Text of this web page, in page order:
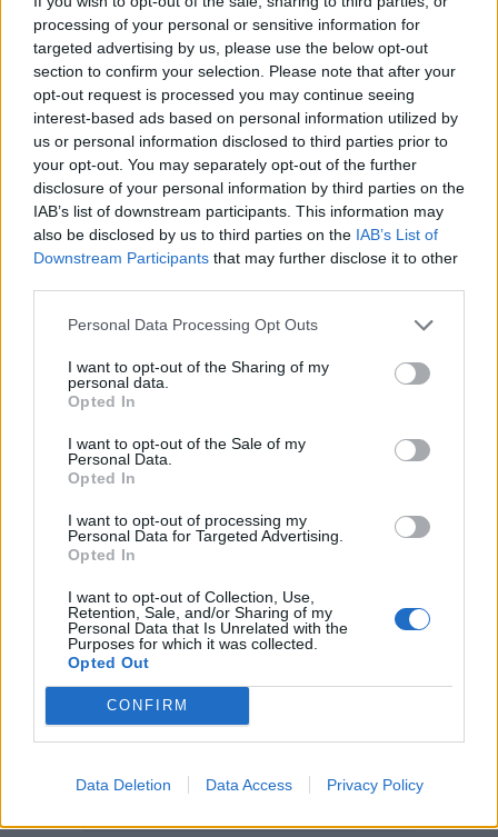
processing of your personal or sensitive information for
targeted advertising by us, please use the below opt-out
section to confirm your selection. Please note that after your
opt-out request is processed you may continue seeing
interest-based ads based on personal information utilized by
us or personal information disclosed to third parties prior to
your opt-out. You may separately opt-out of the further
disclosure of your personal information by third parties on the
IAB’s list of downstream participants. This information may
also be disclosed by us to third parties on the IAB’s List of
Downstream Participants that may further disclose it to other
Personal Data Processing Opt Outs
I want to opt-out of the Sharing of my
personal data.
Opted In
I want to opt-out of the Sale of my
Personal Data.
Opted In
I want to opt-out of processing my
Personal Data for Targeted Advertising.
Opted In
I want to opt-out of Collection, Use,
Retention, Sale, and/or Sharing of my
Personal Data that Is Unrelated with the
Purposes for which it was collected.
Opted Out
CONFIRM
Data Deletion Data Access Privacy Policy
фатален исход.
© Vecer.mk, правата за текстот се на редакцијата
Топлотниот бран пристигнува и
во Москва
ПОВЕЌЕ ОД ПОДАРОК: Сопственик
на ресторан му врачи клучеви од
нов автомобил на долгогодишен
работник
НАЈЧИТАНИ ВО ПОСЛЕДНИ 7 ДЕНА
Ахмети кажа што го мачи:
СЛУШАМ, САКААТ ДА СЕ СУДИ
ИСТОРИСКО ОБЕДИНУВАЊЕ НА
МАКЕДОНЦИТЕ ВО СРБИЈА:
НАЦИОНАЛЕН СОЈУЗ
УЛЦИЊ Е АЛБАНСКИ, ЌЕ ГО
ОСЛОБОДИМЕ- Скандалозна
објава на вицепремиерот на
ПРЕДУПРЕДЕНИ СЕ: „Бугарија
итно ја преиспитува својата
одлука“
БИДЕ ЗА НА ЛЕКАР, а потоа...